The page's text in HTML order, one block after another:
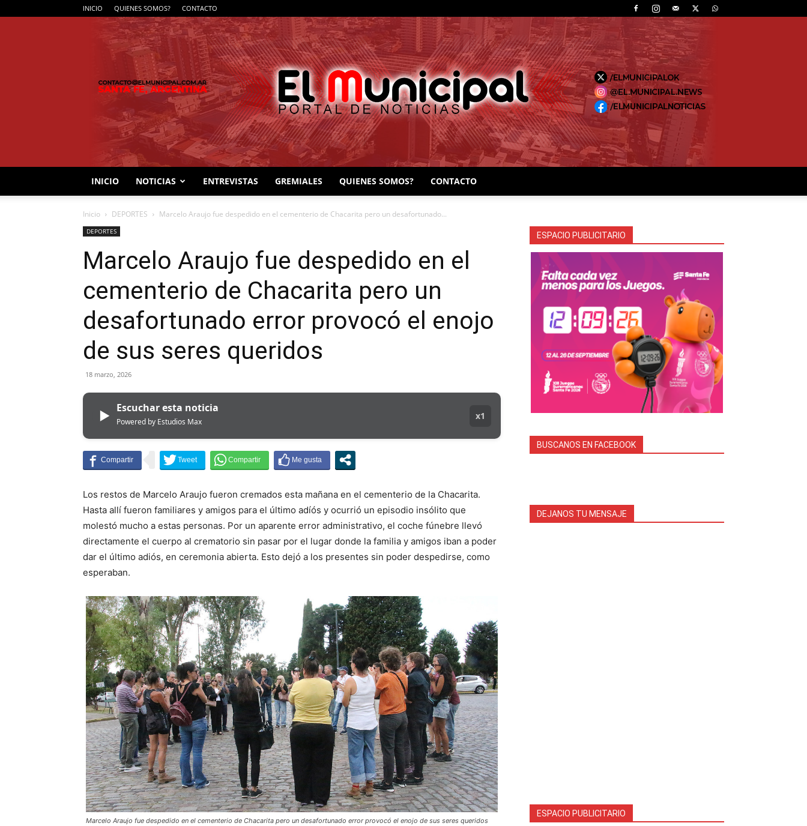
INICIO QUIENES SOMOS? CONTACTO
INICIO NOTICIAS ENTREVISTAS GREMIALES QUIENES SOMOS? CONTACTO
Inicio DEPORTES Marcelo Araujo fue despedido en el cementerio de Chacarita pero un desafortunado...
DEPORTES
Marcelo Araujo fue despedido en el
cementerio de Chacarita pero un
desafortunado error provocó el enojo
de sus seres queridos
18 marzo, 2026
▶ Escuchar esta noticia
Powered by Estudios Max
x1
Los restos de Marcelo Araujo fueron cremados esta mañana en el cementerio de la Chacarita.
Hasta allí fueron familiares y amigos para el último adíós y ocurrió un episodio insólito que
molestó mucho a estas personas. Por un aparente error administrativo, el coche fúnebre llevó
directamente el cuerpo al crematorio sin pasar por el lugar donde la familia y amigos iban a poder
dar el último adiós, en ceremonia abierta. Esto dejó a los presentes sin poder despedirse, como
esperaban.
Marcelo Araujo fue despedido en el cementerio de Chacarita pero un desafortunado error provocó el enojo de sus seres queridos
ESPACIO PUBLICITARIO
BUSCANOS EN FACEBOOK
DEJANOS TU MENSAJE
ESPACIO PUBLICITARIO